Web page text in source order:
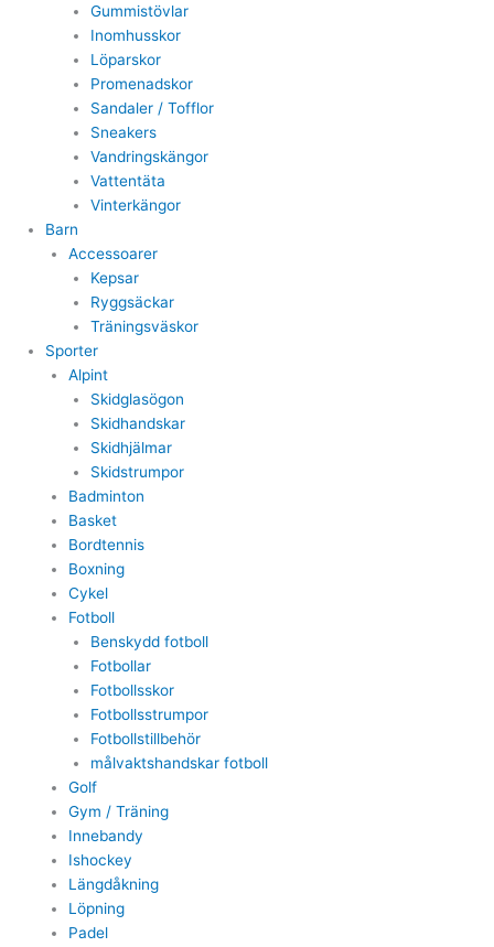
Gummistövlar
Inomhusskor
Löparskor
Promenadskor
Sandaler / Tofflor
Sneakers
Vandringskängor
Vattentäta
Vinterkängor
Barn
Accessoarer
Kepsar
Ryggsäckar
Träningsväskor
Sporter
Alpint
Skidglasögon
Skidhandskar
Skidhjälmar
Skidstrumpor
Badminton
Basket
Bordtennis
Boxning
Cykel
Fotboll
Benskydd fotboll
Fotbollar
Fotbollsskor
Fotbollsstrumpor
Fotbollstillbehör
målvaktshandskar fotboll
Golf
Gym / Träning
Innebandy
Ishockey
Längdåkning
Löpning
Padel